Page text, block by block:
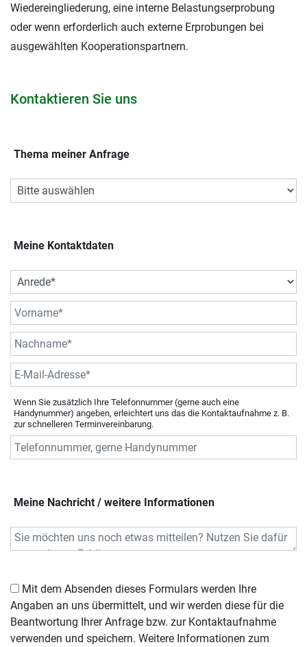
Wiedereingliederung, eine interne Belastungserprobung
oder wenn erforderlich auch externe Erprobungen bei
ausgewählten Kooperationspartnern.
Kontaktieren Sie uns
Thema meiner Anfrage
Meine Kontaktdaten
Wenn Sie zusätzlich Ihre Telefonnummer (gerne auch eine
Handynummer) angeben, erleichtert uns das die Kontaktaufnahme z. B.
zur schnelleren Terminvereinbarung.
Meine Nachricht / weitere Informationen
Angaben an uns übermittelt, und wir werden diese für die
Beantwortung Ihrer Anfrage bzw. zur Kontaktaufnahme
verwenden und speichern. Weitere Informationen zum